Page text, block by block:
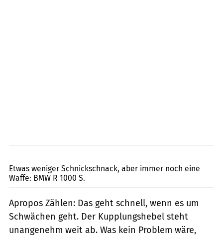
Etwas weniger Schnickschnack, aber immer noch eine
Waffe: BMW R 1000 S.
Apropos Zählen: Das geht schnell, wenn es um
Schwächen geht. Der Kupplungshebel steht
unangenehm weit ab. Was kein Problem wäre,